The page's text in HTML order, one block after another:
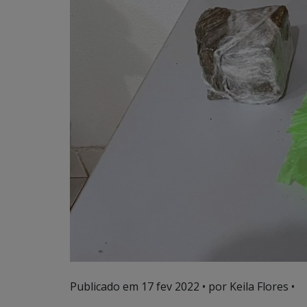
Publicado em 17 fev 2022 • por Keila Flores •